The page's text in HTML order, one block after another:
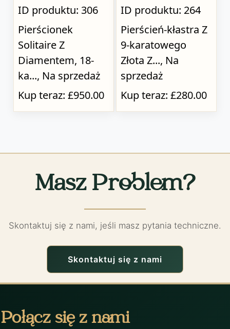
ID produktu: 306
Pierścionek
Solitaire Z
Diamentem, 18-
ka..., Na sprzedaż
Kup teraz: £950.00
ID produktu: 264
Pierścień-kłastra Z
9-karatowego
Złota Z..., Na
sprzedaż
Kup teraz: £280.00
Masz Problem?
Skontaktuj się z nami, jeśli masz pytania techniczne.
Skontaktuj się z nami
Połącz się z nami